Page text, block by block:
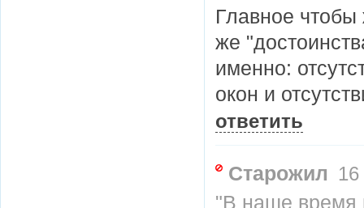
Главное чтобы
же
именно:
окон и
ответить
Старожил
"В наше время